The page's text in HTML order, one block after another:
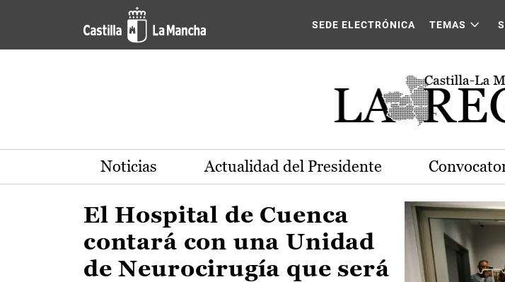
Pasar al contenido principal
Actualidad de la región de Castilla-La
SEDE ELECTRÓNICA TEMAS
Noticias Actualidad del Presidente
El Hospital de Cuenca
contará con una Unidad
de Neurocirugía que será